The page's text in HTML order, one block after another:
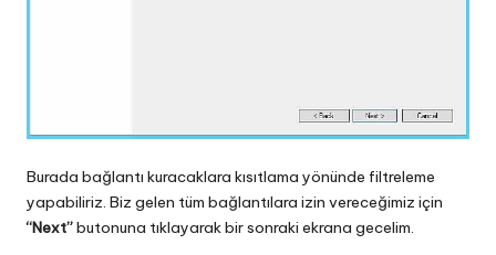
Burada bağlantı kuracaklara kısıtlama yönünde filtreleme
yapabiliriz. Biz gelen tüm bağlantılara izin vereceğimiz için
“Next”butonuna tıklayarak bir sonraki ekrana gecelim.